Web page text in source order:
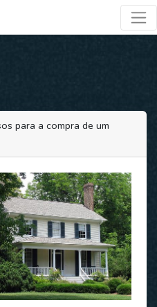
para a compra de um